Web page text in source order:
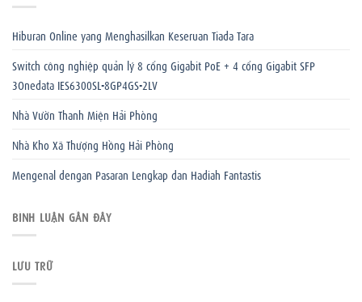
Hiburan Online yang Menghasilkan Keseruan Tiada Tara
Switch công nghiệp quản lý 8 cổng Gigabit PoE + 4 cổng Gigabit SFP
3Onedata IES6300SL-8GP4GS-2LV
Nhà Vườn Thanh Miện Hải Phòng
Nhà Kho Xã Thượng Hồng Hải Phòng
Mengenal dengan Pasaran Lengkap dan Hadiah Fantastis
BÌNH LUẬN GẦN ĐÂY
LƯU TRỮ